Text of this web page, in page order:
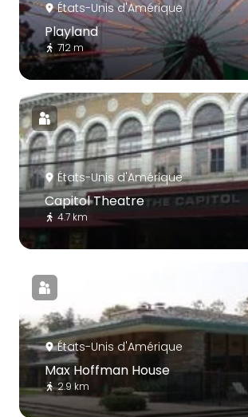
États-Unis d'Amérique
Playland
712 m
États-Unis d'Amérique
Capitol Theatre
4.7 km
États-Unis d'Amérique
Max Hoffman House
2.9 km